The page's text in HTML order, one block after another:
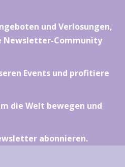
und Verlosungen,
Newsletter-Community
Events und profitiere
die Welt bewegen und
abonnieren.